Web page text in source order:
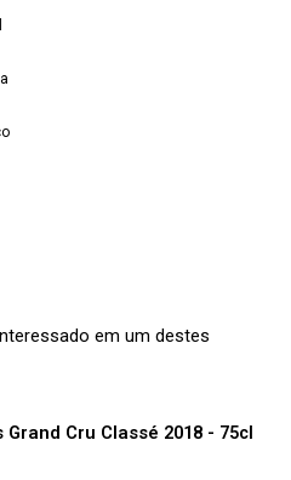
em um destes
Cru Classé 2018 - 75cl